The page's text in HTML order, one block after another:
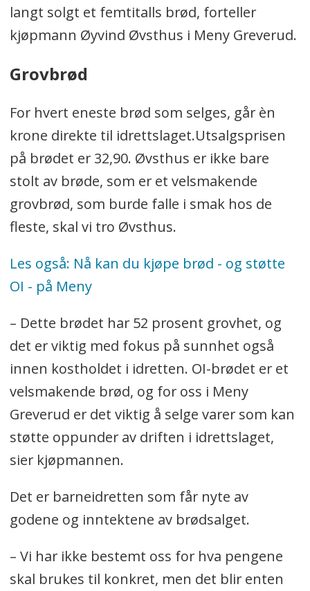
langt solgt et femtitalls brød, forteller
kjøpmann Øyvind Øvsthus i Meny Greverud.
Grovbrød
For hvert eneste brød som selges, går èn
krone direkte til idrettslaget.Utsalgsprisen
på brødet er 32,90. Øvsthus er ikke bare
stolt av brøde, som er et velsmakende
grovbrød, som burde falle i smak hos de
fleste, skal vi tro Øvsthus.
Les også: Nå kan du kjøpe brød - og støtte
OI - på Meny
– Dette brødet har 52 prosent grovhet, og
det er viktig med fokus på sunnhet også
innen kostholdet i idretten. OI-brødet er et
velsmakende brød, og for oss i Meny
Greverud er det viktig å selge varer som kan
støtte oppunder av driften i idrettslaget,
sier kjøpmannen.
Det er barneidretten som får nyte av
godene og inntektene av brødsalget.
– Vi har ikke bestemt oss for hva pengene
skal brukes til konkret, men det blir enten